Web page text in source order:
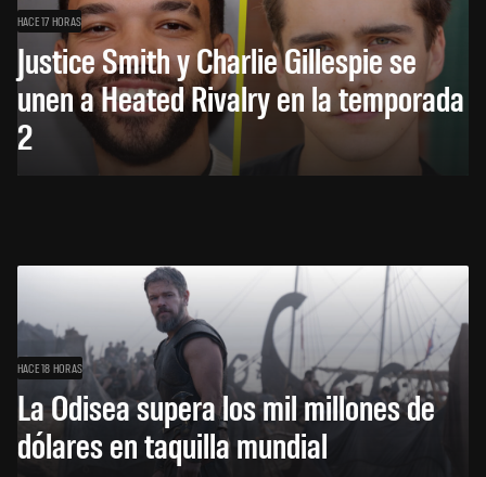
HACE 17 HORAS
Justice Smith y Charlie Gillespie se
unen a Heated Rivalry en la temporada
2
HACE 18 HORAS
La Odisea supera los mil millones de
dólares en taquilla mundial